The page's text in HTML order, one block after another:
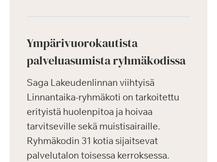
Ympärivuorokautista
palveluasumista ryhmäkodissa
Saga Lakeudenlinnan viihtyisä
Linnantaika-ryhmäkoti on tarkoitettu
erityistä huolenpitoa ja hoivaa
tarvitseville sekä muistisairaille.
Ryhmäkodin 31 kotia sijaitsevat
palvelutalon toisessa kerroksessa.